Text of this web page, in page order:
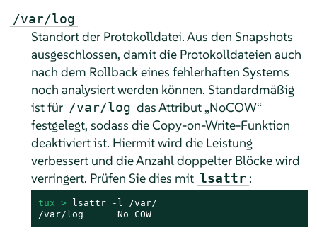
/var/log
Standort der Protokolldatei. Aus den Snapshots
ausgeschlossen, damit die Protokolldateien auch
nach dem Rollback eines fehlerhaften Systems
noch analysiert werden können. Standardmäßig
ist für /var/log das Attribut „NoCOW“
festgelegt, sodass die Copy-on-Write-Funktion
deaktiviert ist. Hiermit wird die Leistung
verbessert und die Anzahl doppelter Blöcke wird
verringert. Prüfen Sie dies mit lsattr :
tux >
lsattr -l /var/
/var/log      No_COW